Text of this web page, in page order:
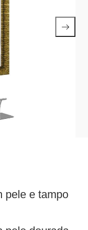
pele e tampo